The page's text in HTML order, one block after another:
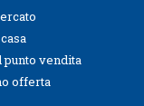
punto vendita
offerta